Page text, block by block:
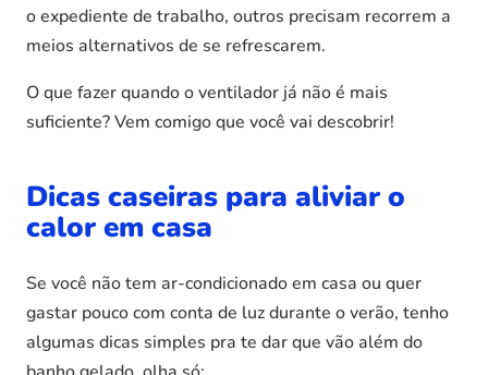
o expediente de trabalho, outros precisam recorrem a
meios alternativos de se refrescarem.
O que fazer quando o ventilador já não é mais
suficiente? Vem comigo que você vai descobrir!
Dicas caseiras para aliviar o
calor em casa
Se você não tem ar-condicionado em casa ou quer
gastar pouco com conta de luz durante o verão, tenho
algumas dicas simples pra te dar que vão além do